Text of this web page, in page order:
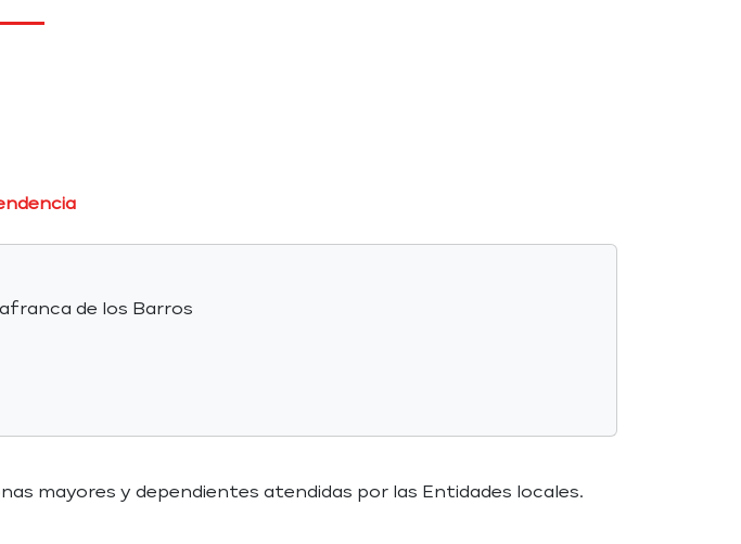
de los Barros
mayores y dependientes atendidas por las Entidades locales.